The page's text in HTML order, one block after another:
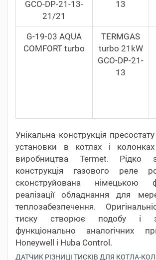
GCO-DP-21-13-
21/21
13
G-19-03 AQUA
COMFORT turbo
TERMGAS
turbo 21kW
GCO-DP-21-
13
Унікальна конструкція
установки в котлах і
виробництва Termet. Рідко
конструкція газового реле
сконструйована
реалізації обладнання для
теплозабезпечення.
тиску створює подобу і
функціонально аналогічних
Honeywell і Huba Control.
ДАТЧИК РІЗНИЦІ ТИСКІВ ДЛЯ КОТЛА-